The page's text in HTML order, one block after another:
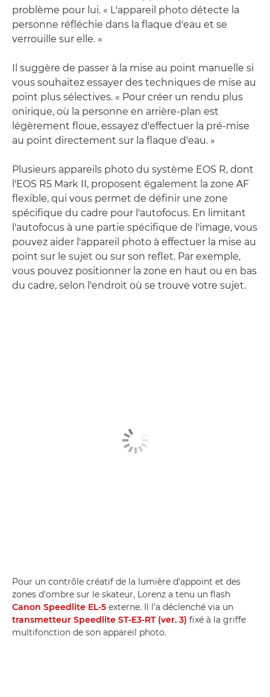
problème pour lui. « L'appareil photo détecte la
personne réfléchie dans la flaque d'eau et se
verrouille sur elle. »
Il suggère de passer à la mise au point manuelle si
vous souhaitez essayer des techniques de mise au
point plus sélectives. « Pour créer un rendu plus
onirique, où la personne en arrière-plan est
légèrement floue, essayez d'effectuer la pré-mise
au point directement sur la flaque d'eau. »
Plusieurs appareils photo du système EOS R, dont
l'EOS R5 Mark II, proposent également la zone AF
flexible, qui vous permet de définir une zone
spécifique du cadre pour l'autofocus. En limitant
l'autofocus à une partie spécifique de l'image, vous
pouvez aider l'appareil photo à effectuer la mise au
point sur le sujet ou sur son reflet. Par exemple,
vous pouvez positionner la zone en haut ou en bas
du cadre, selon l'endroit où se trouve votre sujet.
Pour un contrôle créatif de la lumière d'appoint et des
zones d'ombre sur le skateur, Lorenz a tenu un flash
Canon Speedlite EL-5 externe. Il l'a déclenché via un
transmetteur Speedlite ST-E3-RT (ver. 3) fixé à la griffe
multifonction de son appareil photo.